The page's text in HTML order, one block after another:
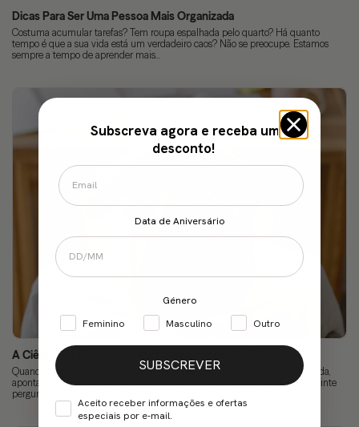
Dicas Para Ser Uma Pessoa Mais Organizada
Costuma acumular tarefas? Tem roupa espalhada pelo quarto? Há quanto
tempo é que a sua vida está um verdadeiro caos? Não se preocupe. Estamos
sempre a tempo de aprender mais...
A Ciência do Foco: como melhorar a concentração
Quando falamos em concentração já conhecemos as regras: ter uma agenda,
apontar as nossas tarefas, manter o telemóvel longe… Mas lanço-lhe a seguinte
pergunta: se já sabemos, na teoria, o...
Subscreva agora e receba um
desconto!
Data de Aniversário
Género
Feminino
Masculino Outro
SUBSCREVER
Aceito receber informações e ofertas
especiais por e-mail.